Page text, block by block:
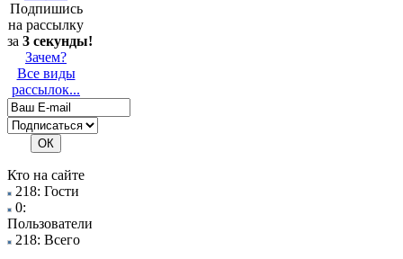
Подпишись
на рассылку
за 3 секунды!
Зачем?
Все виды
рассылок...
Кто на сайте
218: Гости
0:
Пользователи
218: Всего